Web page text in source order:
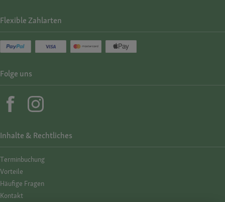
Inhalte & Rechtliches
Termin­buchung
Vorteile
Häufige Fragen
Kontakt
Flexible Zahlarten
Folge uns